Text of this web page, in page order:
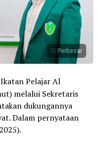
Perbesar
Pelajar Al
melalui Sekretaris
dukungannya
Dalam pernyataan